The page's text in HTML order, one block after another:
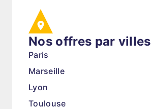
Nos offres par villes
Paris
Marseille
Lyon
Toulouse